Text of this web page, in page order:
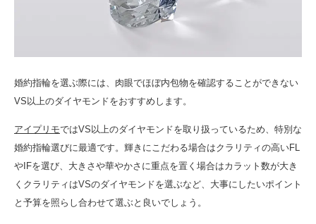
婚約指輪を選ぶ際には、肉眼でほぼ内包物を確認することができない
VS以上のダイヤモンドをおすすめします。
アイプリモではVS以上のダイヤモンドを取り扱っているため、特別な
婚約指輪選びに最適です。輝きにこだわる場合はクラリティの高いFL
やIFを選び、大きさや華やかさに重点を置く場合はカラット数が大き
くクラリティはVSのダイヤモンドを選ぶなど、大事にしたいポイント
と予算を照らし合わせて選ぶと良いでしょう。